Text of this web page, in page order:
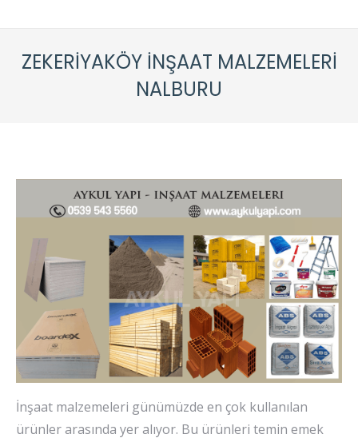
ZEKERIYAKÖY İNŞAAT MALZEMELERI
NALBURU
İnşaat malzemeleri günümüzde en çok kullanılan
ürünler arasında yer alıyor. Bu ürünleri temin emek